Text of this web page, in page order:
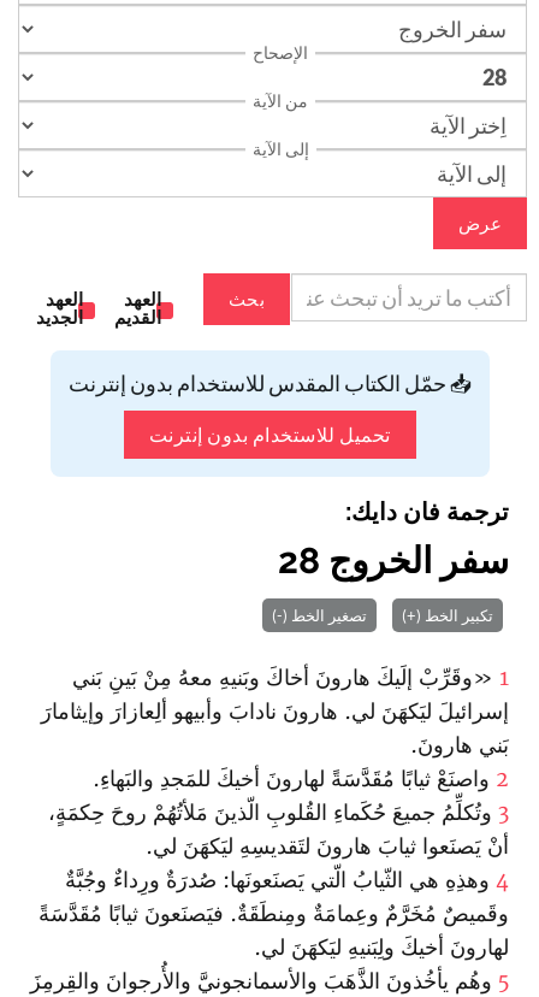
الإصحاح
من الآية
إلى الآية
عرض
بحث
العهد
القديم
العهد
الجديد
📥 حمّل الكتاب المقدس للاستخدام بدون إنترنت
تحميل للاستخدام بدون إنترنت
ترجمة فان دايك:
سفر الخروج 28
تكبير الخط (+) تصغير الخط (-)
1 «وقَرِّبْ إلَيكَ هارونَ أخاكَ وبَنيهِ معهُ مِنْ بَينِ بَني
إسرائيلَ ليَكهَنَ لي. هارونَ نادابَ وأبيهو ألِعازارَ وإيثامارَ
بَني هارونَ.
2 واصنَعْ ثيابًا مُقَدَّسَةً لهارونَ أخيكَ للمَجدِ والبَهاءِ.
3 وتُكلِّمُ جميعَ حُكَماءِ القُلوبِ الّذينَ مَلأتُهُمْ روحَ حِكمَةٍ،
أنْ يَصنَعوا ثيابَ هارونَ لتَقديسِهِ ليَكهَنَ لي.
4 وهذِهِ هي الثّيابُ الّتي يَصنَعونَها: صُدرَةٌ ورِداءٌ وجُبَّةٌ
وقَميصٌ مُخَرَّمٌ وعِمامَةٌ ومِنطَقَةٌ. فيَصنَعونَ ثيابًا مُقَدَّسَةً
لهارونَ أخيكَ ولِبَنيهِ ليَكهَنَ لي.
5 وهُم يأخُذونَ الذَّهَبَ والأسمانجونيَّ والأُرجوانَ والقِرمِزَ